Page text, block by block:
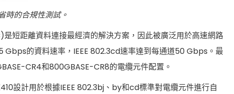
時的合規性測試。
短距離資料連接最經濟的解決方案，因此被廣泛用於高速網路
Gbps的資料速率，IEEE 802.3cd速率達到每通道50 Gbps。最
CR4和800GBASE-CR8的電纜元件配置。
設計用於根據IEEE 802.3bj、by和cd標準對電纜元件進行自